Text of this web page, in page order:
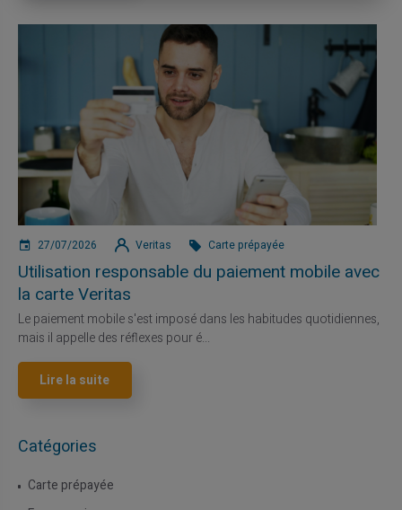
27/07/2026 Veritas Carte prépayée
Utilisation responsable du paiement mobile avec
la carte Veritas
Le paiement mobile s'est imposé dans les habitudes quotidiennes,
mais il appelle des réflexes pour é...
Lire la suite
Catégories
Carte prépayée